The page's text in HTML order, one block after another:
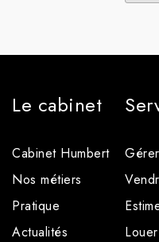
Le cabinet
Cabinet Humbert
Nos métiers
Pratique
Actualités